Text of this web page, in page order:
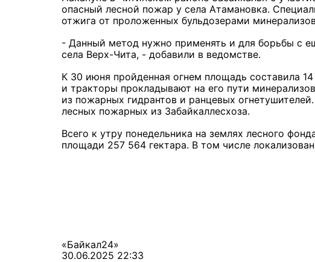
опасный лесной пожар у села Атамановка.
отжига от проложенных бульдозерами
- Данный метод нужно применять и для борьбы с
села Верх-Чита, - добавили в ведомстве.
К 30 июня пройденная огнем площадь составила
и тракторы прокладывают на его пути
из пожарных гидрантов и ранцевых
лесных пожарных из Забайкаллесхоза.
Всего к утру понедельника на землях лесного
площади 257 564 гектара. В том числе
«Байкал24»
30.06.2025 22:33